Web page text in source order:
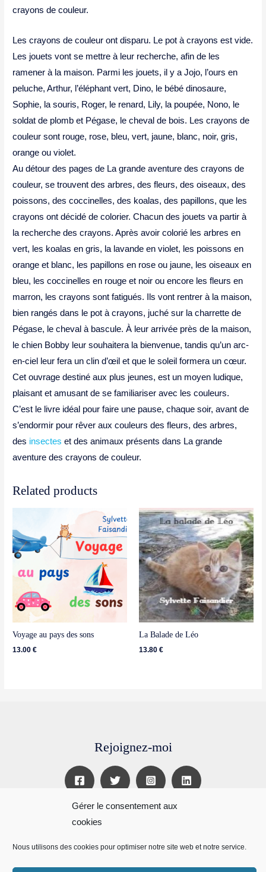
Gérer le consentement aux
cookies
Nous utilisons des cookies pour optimiser notre site web et notre service.
crayons de couleur.
Les crayons de couleur ont disparu. Le pot à crayons est vide.
Les jouets vont se mettre à leur recherche, afin de les
ramener à la maison. Parmi les jouets, il y a Jojo, l’ours en
peluche, Arthur, l’éléphant vert, Dino, le bébé dinosaure,
Sophie, la souris, Roger, le renard, Lily, la poupée, Nono, le
soldat de plomb et Pégase, le cheval de bois. Les crayons de
couleur sont rouge, rose, bleu, vert, jaune, blanc, noir, gris,
orange ou violet.
Au détour des pages de La grande aventure des crayons de
couleur, se trouvent des arbres, des fleurs, des oiseaux, des
poissons, des coccinelles, des koalas, des papillons, que les
crayons ont décidé de colorier. Chacun des jouets va partir à
la recherche des crayons. Après avoir colorié les arbres en
vert, les koalas en gris, la lavande en violet, les poissons en
orange et blanc, les papillons en rose ou jaune, les oiseaux en
bleu, les coccinelles en rouge et noir ou encore les fleurs en
marron, les crayons sont fatigués. Ils vont rentrer à la maison,
bien rangés dans le pot à crayons, juché sur la charrette de
Pégase, le cheval à bascule. À leur arrivée près de la maison,
le chien Bobby leur souhaitera la bienvenue, tandis qu’un arc-
en-ciel leur fera un clin d’œil et que le soleil formera un cœur.
Cet ouvrage destiné aux plus jeunes, est un moyen ludique,
plaisant et amusant de se familiariser avec les couleurs.
C’est le livre idéal pour faire une pause, chaque soir, avant de
s’endormir pour rêver aux couleurs des fleurs, des arbres,
des insectes et des animaux présents dans La grande
aventure des crayons de couleur.
Related products
Voyage au pays des sons
13.00€
La Balade de Léo
13.80 €
Rejoignez-moi
Conditions générales de vente
Politique de confidentialité